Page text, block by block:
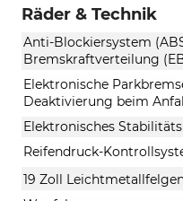
Räder & Technik
Anti-Blockiersystem
Bremskraftverteilung
Elektronische
Deaktivierung beim
Elektronisches
Reifendruck-
19 Zoll